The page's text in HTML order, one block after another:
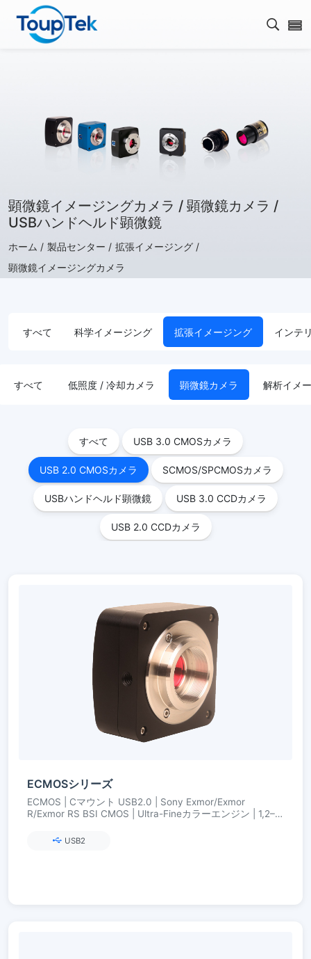
検索
顕微鏡イメージングカメラ / 顕微鏡カメラ /
USBハンドヘルド顕微鏡
ホーム / 製品センター / 拡張イメージング /
顕微鏡イメージングカメラ
すべて 科学イメージング 拡張イメージング インテ
すべて 低照度 / 冷却カメラ 顕微鏡カメラ 解析イメ
すべて USB 3.0 CMOSカメラ
USB 2.0 CMOSカメラ SCMOS/SPCMOSカメラ
USBハンドヘルド顕微鏡 USB 3.0 CCDカメラ
USB 2.0 CCDカメラ
ECMOSシリーズ
ECMOS | Cマウント USB2.0 | Sony Exmor/Exmor
R/Exmor RS BSI CMOS | Ultra-Fineカラーエンジン | 1,2–
USB2